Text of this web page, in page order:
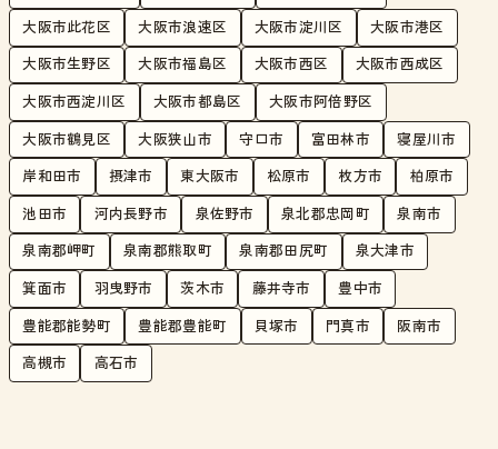
大阪市此花区 大阪市浪速区 大阪市淀川区 大阪市港区
大阪市生野区 大阪市福島区 大阪市西区 大阪市西成区
大阪市西淀川区 大阪市都島区 大阪市阿倍野区
大阪市鶴見区 大阪狭山市 守口市 富田林市 寝屋川市
岸和田市 摂津市 東大阪市 松原市 枚方市 柏原市
池田市 河内長野市 泉佐野市 泉北郡忠岡町 泉南市
泉南郡岬町 泉南郡熊取町 泉南郡田尻町 泉大津市
箕面市 羽曳野市 茨木市 藤井寺市 豊中市
豊能郡能勢町 豊能郡豊能町 貝塚市 門真市 阪南市
高槻市 高石市